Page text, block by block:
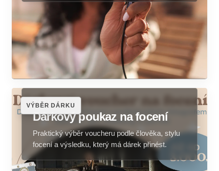
VÝBĚR DÁRKU
DÁREK
Dárkový poukaz na focení
Praktický výběr voucheru podle člověka, stylu
focení a výsledku, který má dárek přinést.